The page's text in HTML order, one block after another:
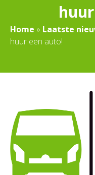
Home » Laatste
huur een auto!